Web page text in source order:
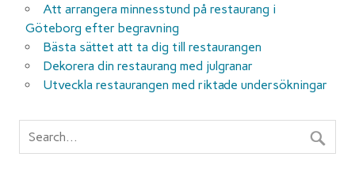
Att arrangera minnesstund på restaurang i
Göteborg efter begravning
Bästa sättet att ta dig till restaurangen
Dekorera din restaurang med julgranar
Utveckla restaurangen med riktade undersökningar